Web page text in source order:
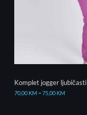
Komplet jogger ljubičasti
70,00 KM–75,00 KM